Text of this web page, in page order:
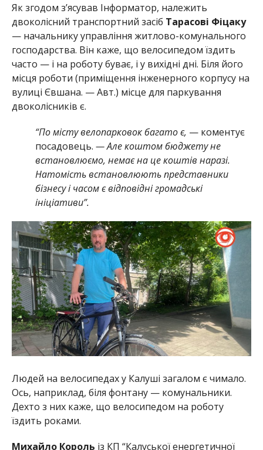
Як згодом з’ясував Інформатор, належить
двоколісний транспортний засіб Тарасові Фіцаку
— начальнику управління житлово-комунального
господарства. Він каже, що велосипедом їздить
часто — і на роботу буває, і у вихідні дні. Біля його
місця роботи (приміщення інженерного корпусу на
вулиці Євшана. — Авт.) місце для паркування
двоколісників є.
“По місту велопарковок багато є, — коментує
посадовець. — Але коштом бюджету не
встановлюємо, немає на це коштів наразі.
Натомість встановлюють представники
бізнесу і часом є відповідні громадські
ініціативи”.
Людей на велосипедах у Калуші загалом є чимало.
Ось, наприклад, біля фонтану — комунальники.
Дехто з них каже, що велосипедом на роботу
їздить роками.
Михайло Король із КП “Калуської енергетичної